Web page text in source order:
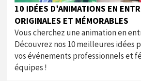
10 IDÉES D’ANIMATIONS EN
ORIGINALES ET MÉMORABLES
Vous cherchez une animation en
Découvrez nos 10 meilleures idées
vos événements professionnels et
équipes !